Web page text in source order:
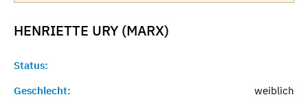
HENRIETTE URY (MARX)
Status:
Geschlecht:
weiblich